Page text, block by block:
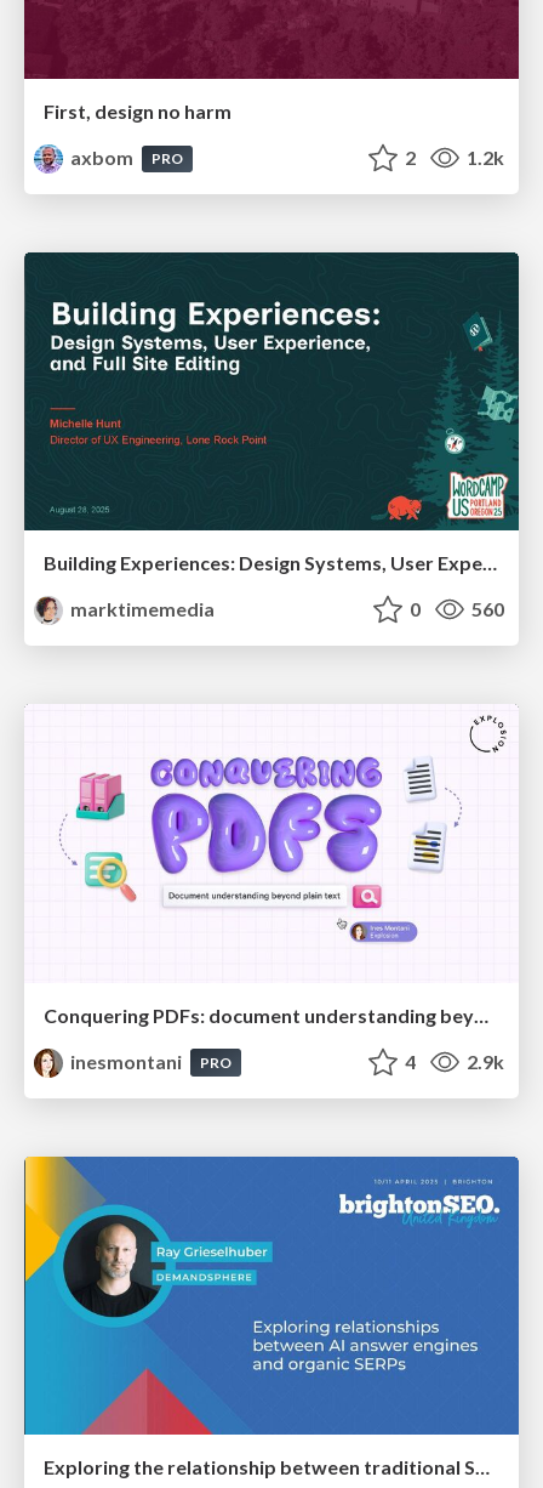
First, design no harm
axbom
PRO 2 1.2k
Building Experiences: Design Systems, User Experience, and Full Site Editing
marktimemedia
0 560
inesmontani
PRO 4 2.9k
Exploring the relationship between traditional SERPs and Gen AI search